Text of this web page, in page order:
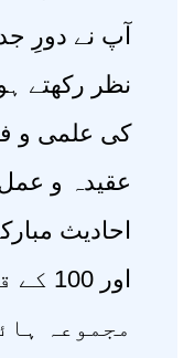
آپ نے دورِ
نظر رکھتے
کی علمی و
عقیدہ و
احادیث
اور
مجموعہ